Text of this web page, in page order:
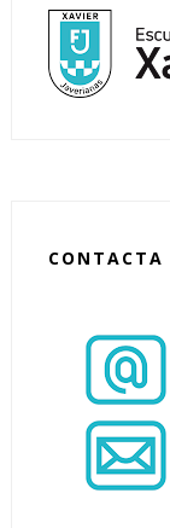
CONTACTA